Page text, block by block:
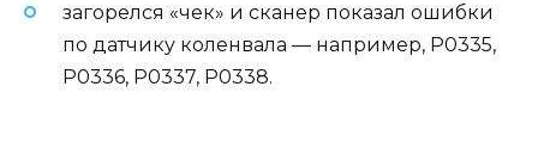
загорелся «чек» и сканер показал ошибки
по датчику коленвала — например, P0335,
P0336, P0337, P0338.